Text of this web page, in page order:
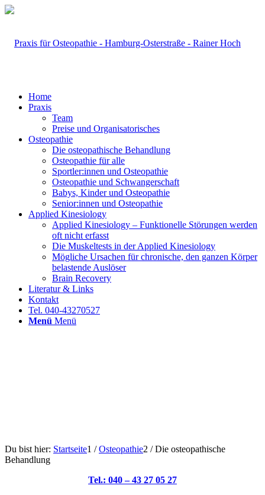
Home
Praxis
Team
Preise und Organisatorisches
Osteopathie
Die osteopathische Behandlung
Osteopathie für alle
Sportler:innen und Osteopathie
Osteopathie und Schwangerschaft
Babys, Kinder und Osteopathie
Senior:innen und Osteopathie
Applied Kinesiology
Applied Kinesiology – Funktionelle Störungen werden
oft nicht erfasst
Die Muskeltests in der Applied Kinesiology
Mögliche Ursachen für chronische, den ganzen Körper
belastende Auslöser
Brain Recovery
Literatur & Links
Kontakt
Tel. 040-43270527
Menü Menü
Du bist hier: Startseite1 / Osteopathie2 / Die osteopathische
Behandlung
Tel.: 040 – 43 27 05 27